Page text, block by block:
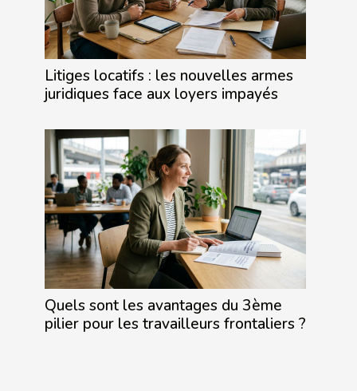
Litiges locatifs : les nouvelles armes
juridiques face aux loyers impayés
Quels sont les avantages du 3ème
pilier pour les travailleurs frontaliers ?